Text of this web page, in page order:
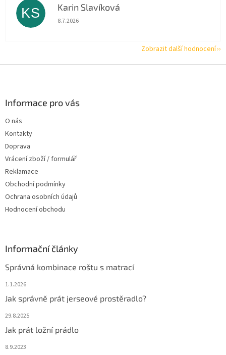
KS Karin Slavíková
Hodnocení obchodu je 5 z 5 hvězdiček.
8.7.2026
Zobrazit další hodnocení
Informace pro vás
O nás
Kontakty
Doprava
Vrácení zboží / formulář
Reklamace
Obchodní podmínky
Ochrana osobních údajů
Hodnocení obchodu
Informační články
Správná kombinace roštu s matrací
1.1.2026
Jak správně prát jerseové prostěradlo?
29.8.2025
Jak prát ložní prádlo
8.9.2023